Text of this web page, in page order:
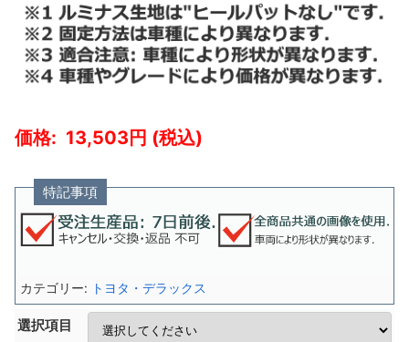
13,503
特記事項
選択項目
カテゴリー: トヨタ・デラックス